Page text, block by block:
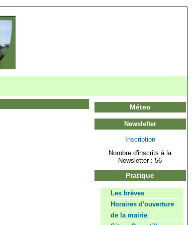
Méteo
Newsletter
Inscription
Nombre d'inscrits à la
Newsletter : 56
Pratique
Les brèves
Horaires d'ouverture
de la mairie